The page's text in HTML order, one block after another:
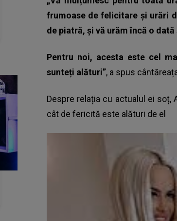
frumoase de felicitare și urări
de piatră, și vă urăm încă o
Pentru noi, acesta este cel
sunteți alături”, a spus
Despre relația cu actualul ei
cât de fericită este alături de el